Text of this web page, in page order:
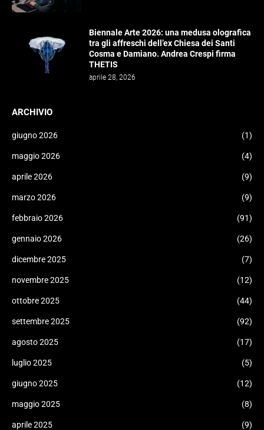
Biennale Arte 2026: una medusa olografica
tra gli affreschi dell’ex Chiesa dei Santi
Cosma e Damiano. Andrea Crespi firma
THETIS
aprile 28, 2026
ARCHIVIO
giugno 2026 (1)
maggio 2026 (4)
aprile 2026 (9)
marzo 2026 (9)
febbraio 2026 (91)
gennaio 2026 (26)
dicembre 2025 (7)
novembre 2025 (12)
ottobre 2025 (44)
settembre 2025 (92)
agosto 2025 (17)
luglio 2025 (5)
giugno 2025 (12)
maggio 2025 (8)
aprile 2025 (9)